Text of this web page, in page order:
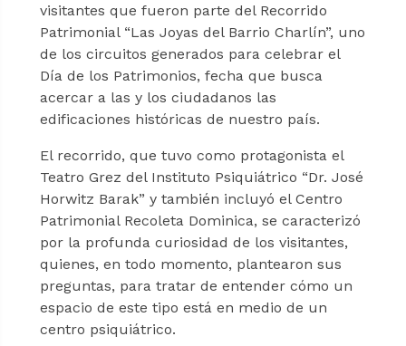
visitantes que fueron parte del Recorrido
Patrimonial “Las Joyas del Barrio Charlín”, uno
de los circuitos generados para celebrar el
Día de los Patrimonios, fecha que busca
acercar a las y los ciudadanos las
edificaciones históricas de nuestro país.
El recorrido, que tuvo como protagonista el
Teatro Grez del Instituto Psiquiátrico “Dr. José
Horwitz Barak” y también incluyó el Centro
Patrimonial Recoleta Dominica, se caracterizó
por la profunda curiosidad de los visitantes,
quienes, en todo momento, plantearon sus
preguntas, para tratar de entender cómo un
espacio de este tipo está en medio de un
centro psiquiátrico.